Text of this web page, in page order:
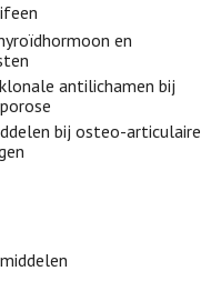
en
antilichamen bij
bij osteo-articulaire